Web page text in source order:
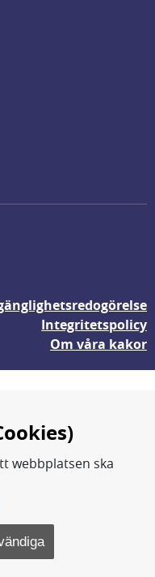
Integritetspolicy
Om våra kakor
och
webbplatsen ska